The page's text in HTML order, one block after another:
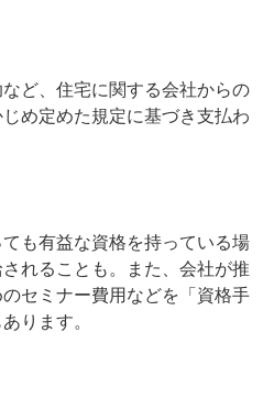
ど、住宅に関する会社からの
め定めた規定に基づき支払わ
も有益な資格を持っている場
れることも。また、会社が推
セミナー費用などを「資格手
ります。